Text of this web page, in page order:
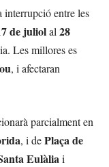
entre les
de juliolal 28
Les millores es
, i afectaran
parcialment en
, i dePlaça de
Eulàliai